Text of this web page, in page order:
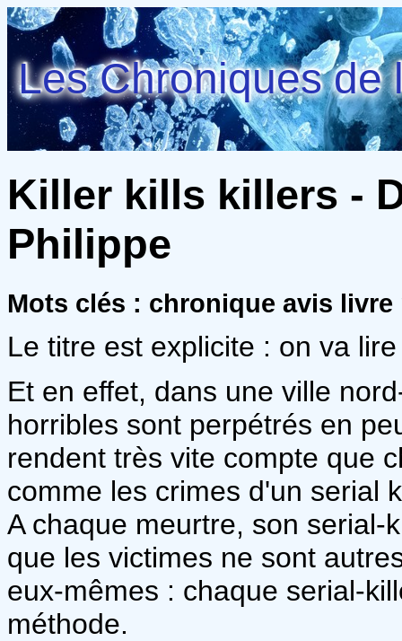
Les Chroniques de
Killer kills killers -
Philippe
Mots clés : chronique avis
Le titre est explicite : on va
Et en effet, dans une ville
horribles sont perpétrés en
rendent très vite compte que
comme les crimes d'un serial
A chaque meurtre, son serial-
que les victimes ne sont
eux-mêmes : chaque serial-
méthode.